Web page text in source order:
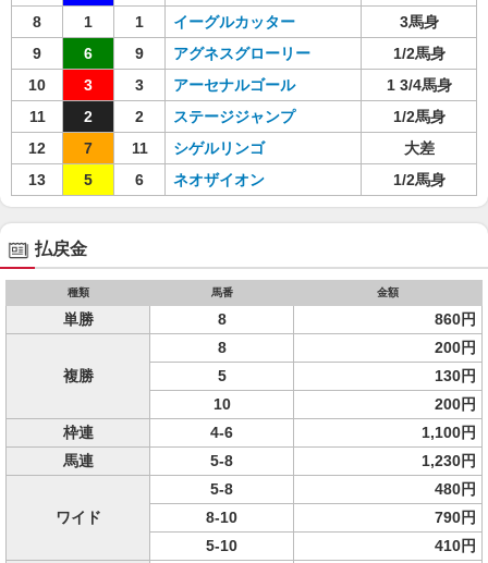
8
1 1 イーグルカッター
3馬身
9
6 9 アグネスグローリー
1/2馬身
10
3 3 アーセナルゴール
1 3/4馬身
11
2 2 ステージジャンプ
1/2馬身
12
7 11 シゲルリンゴ
大差
13
5 6 ネオザイオン 1/2馬身
払戻金
種類 馬番 金額
単勝 8 860円
複勝
8
200円
5
130円
10
200円
枠連
4-6
1,100円
馬連
5-8 1,230円
ワイド
5-8
480円
8-10
790円
5-10
410円